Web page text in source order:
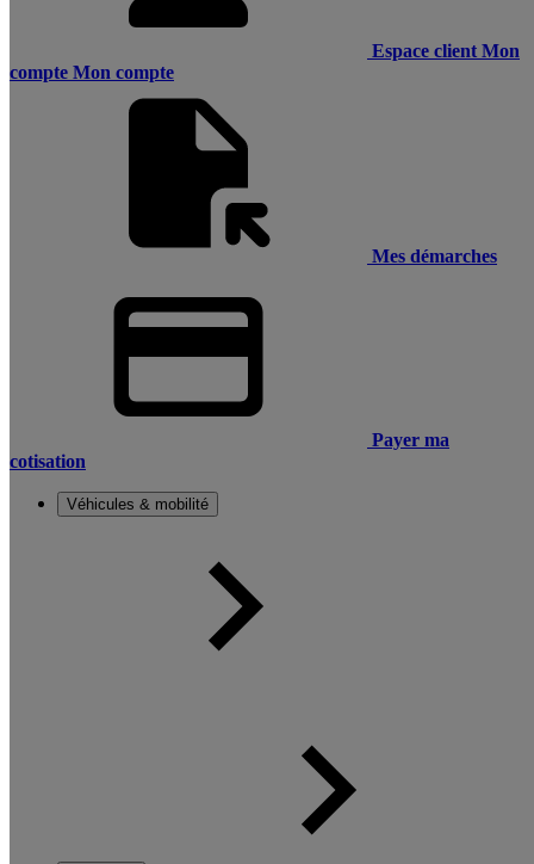
Espace client Mon
compte Mon compte
Mes démarches
Payer ma
cotisation
Véhicules & mobilité